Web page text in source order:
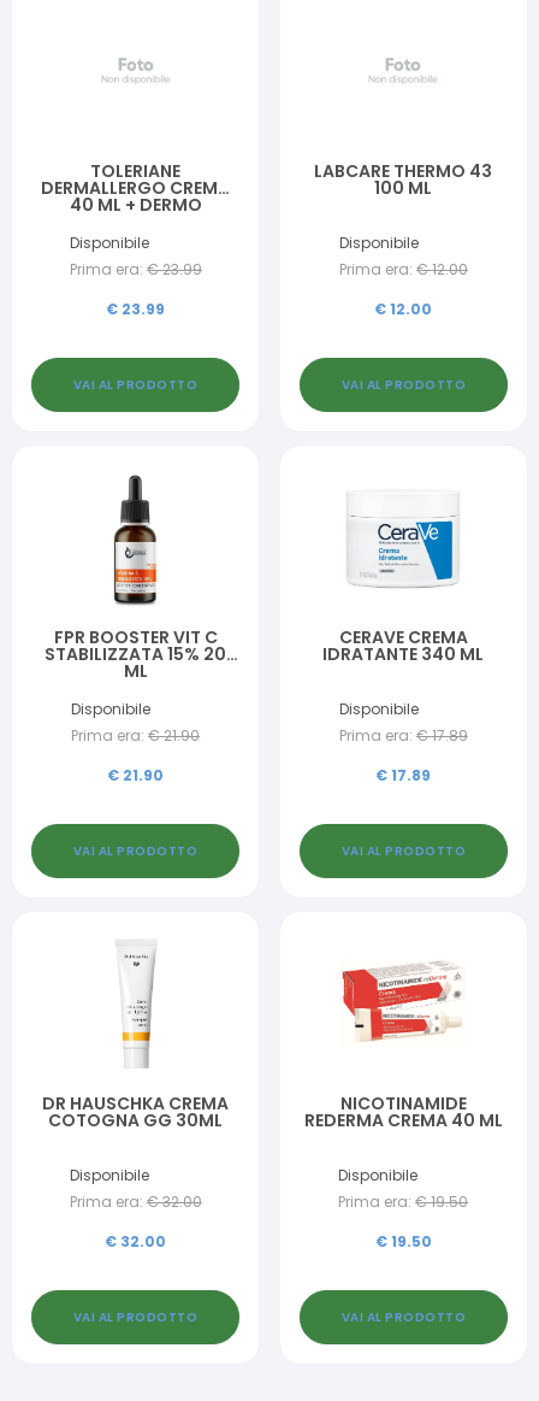
TOLERIANE
DERMALLERGO CREMA
40 ML + DERMO
OMAGGIO
Disponibile
Prima era: €23.99
€ 23.99
VAI AL PRODOTTO
LABCARE THERMO 43
100 ML
Disponibile
Prima era: €12.00
€12.00
VAI AL PRODOTTO
FPR BOOSTER VIT C
STABILIZZATA 15% 20
ML
Disponibile
Prima era: €21.90
€ 21.90
VAI AL PRODOTTO
CERAVE CREMA
IDRATANTE 340 ML
Disponibile
Prima era: €17.89
€17.89
VAI AL PRODOTTO
DR HAUSCHKA CREMA
COTOGNA GG 30ML
Disponibile
Prima era: €32.00
€ 32.00
VAI AL PRODOTTO
NICOTINAMIDE
REDERMA CREMA 40 ML
Disponibile
Prima era: €19.50
€19.50
VAI AL PRODOTTO